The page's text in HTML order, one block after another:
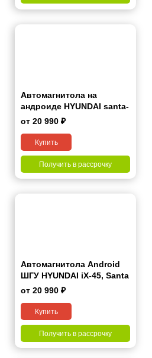
Автомагнитола на
андроиде HYUNDAI santa-
FE 2000-2012
от 20 990 ₽
Купить
Получить в рассрочку
Автомагнитола Android
ШГУ HYUNDAI iX-45, Santa
Fe 2012+ 9"
от 20 990 ₽
Купить
Получить в рассрочку